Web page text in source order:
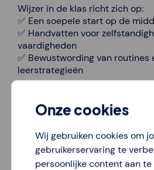
Wijzer in de klas richt zich op:
✅ Een soepele start op de
✅ Handvatten voor
vaardigheden
✅ Bewustwording van routines
leerstrategieën
begeleiden van leerlingen. Zo
brugklassers bij een soepele
veilige leeromgeving.
Onze cookies
Wij gebruiken cookies om
gebruikerservaring te
persoonlijke content aan